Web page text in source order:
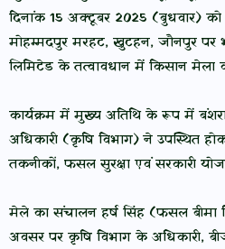
दिनांक 15 अक्टूबर 2025 (बुधवार)
मोहम्मदपुर मरहट, खुटहन, जौनपुर पर
लिमिटेड के तत्वावधान में किसान
कार्यक्रम में मुख्य अतिथि के रूप में
अधिकारी (कृषि विभाग) ने उपस्थित
तकनीकों, फसल सुरक्षा एवं सरकारी
मेले का संचालन हर्ष सिंह (फसल बीमा
अवसर पर कृषि विभाग के अधिकारी,